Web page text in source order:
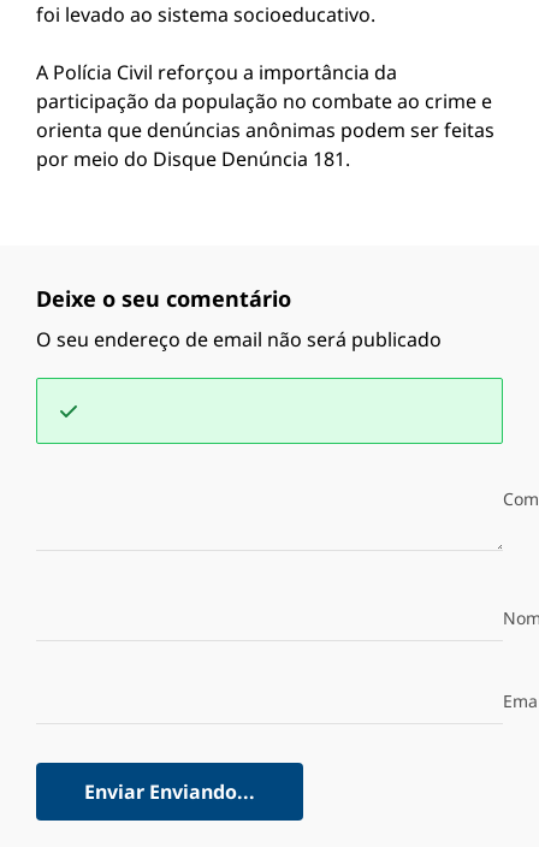
foi levado ao sistema socioeducativo.
A Polícia Civil reforçou a importância da
participação da população no combate ao crime e
orienta que denúncias anônimas podem ser feitas
por meio do Disque Denúncia 181.
Deixe o seu comentário
O seu endereço de email não será publicado
Enviar Enviando...